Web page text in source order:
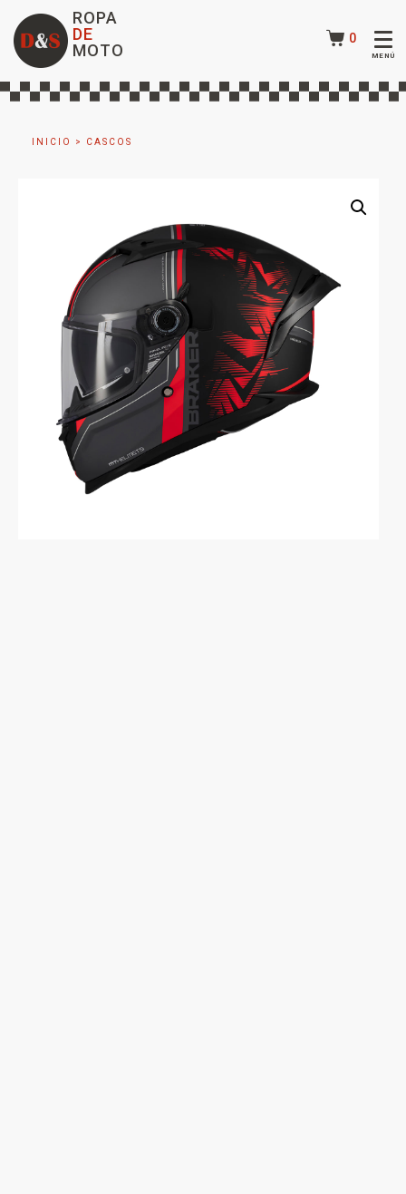
ROPA
DE
MOTO
0
INICIO > CASCOS